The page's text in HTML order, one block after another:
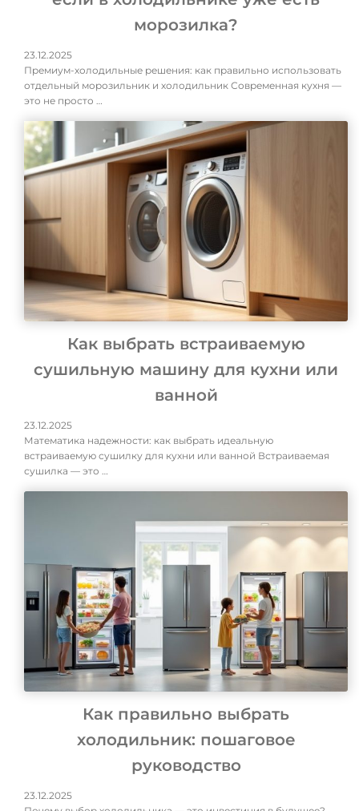
морозилка?
23.12.2025
Премиум-холодильные решения: как правильно использовать
отдельный морозильник и холодильник Современная кухня —
это не просто …
Как выбрать встраиваемую
сушильную машину для кухни или
ванной
23.12.2025
Математика надежности: как выбрать идеальную
встраиваемую сушилку для кухни или ванной Встраиваемая
сушилка — это …
Как правильно выбрать
холодильник: пошаговое
руководство
23.12.2025